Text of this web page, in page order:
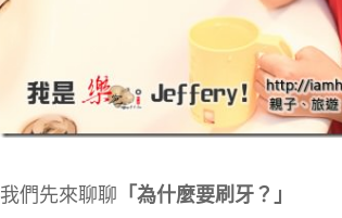
我們先來聊聊 「為什麼要刷牙？」